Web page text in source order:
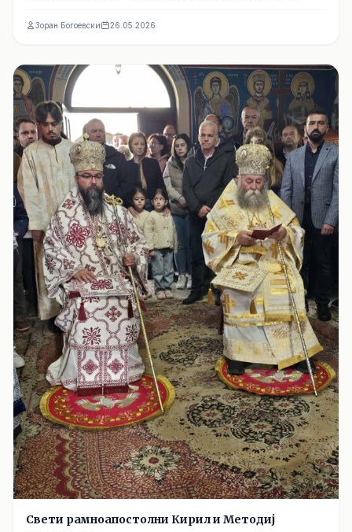
Зоран Богоевски 26.05.2026
Свети рамноапостолни Кирил и Методиј